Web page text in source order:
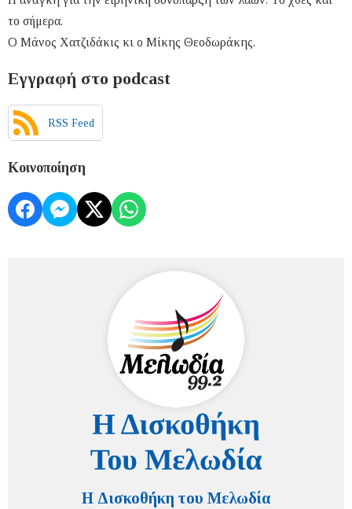
το σήμερα.
Ο Μάνος Χατζιδάκις κι ο Μίκης Θεοδωράκης.
Εγγραφή στο podcast
RSS Feed
Κοινοποίηση
Η Δισκοθήκη του Μελωδία